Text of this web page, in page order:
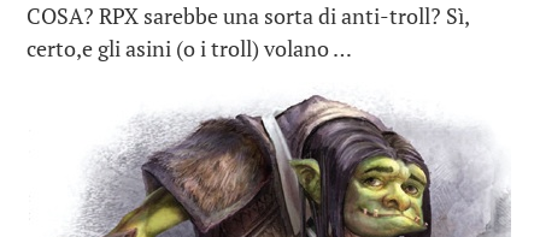
COSA? RPX sarebbe una sorta di anti-troll? Sì,
certo,e gli asini (o i troll) volano …